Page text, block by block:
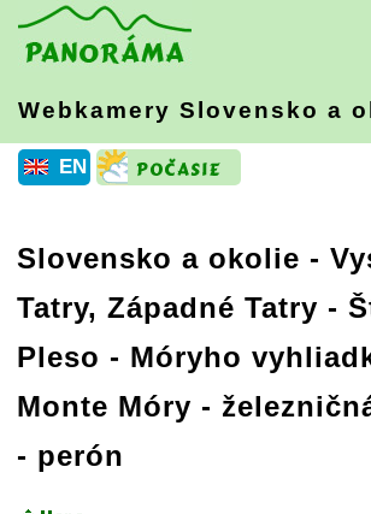
Webkamery Slovensko a
EN
Slovensko a okolie -
Tatry, Západné Tatry -
Pleso - Móryho
Monte Móry -
- perón